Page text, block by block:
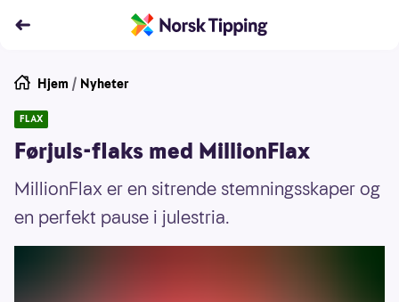
Hjem / Nyheter
FLAX
Førjuls-flaks med MillionFlax
MillionFlax er en sitrende stemningsskaper og
en perfekt pause i julestria.